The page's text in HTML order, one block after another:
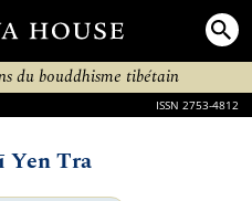
du bouddhisme tibétain
ISSN 2753-4812
Yen Tra